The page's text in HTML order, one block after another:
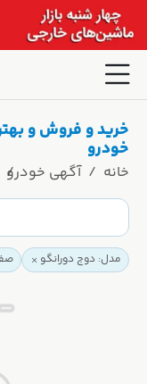
خرید و فروش و
خودرو
خانه آگهی خودرو
مدل: دوج دورانگو